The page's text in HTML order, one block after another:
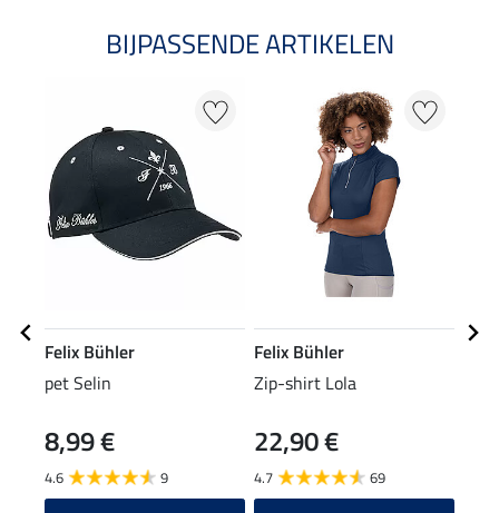
BIJPASSENDE ARTIKELEN
Felix Bühler
pet Selin
8,99 €
4.6 9
Felix Bühler
Zip-shirt Lola
22,90 €
4.7 69